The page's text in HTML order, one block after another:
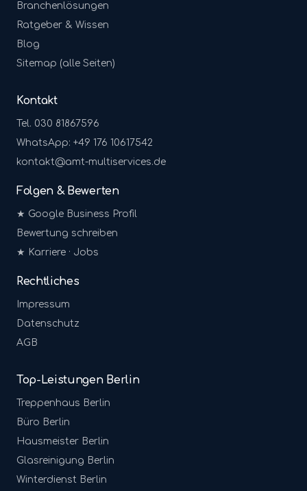
Branchenlösungen
Ratgeber & Wissen
Blog
Sitemap (alle Seiten)
Kontakt
Tel. 030 81867596
WhatsApp: +49 176 10617542
kontakt@amt-multiservices.de
Folgen & Bewerten
★ Google Business Profil
Bewertung schreiben
★ Karriere · Jobs
Rechtliches
Impressum
Datenschutz
AGB
Top-Leistungen Berlin
Treppenhaus Berlin
Büro Berlin
Hausmeister Berlin
Glasreinigung Berlin
Winterdienst Berlin